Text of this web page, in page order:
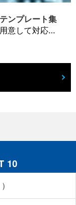
ンプレート集
建設工事に関わる安全書類をどの様に用意して対応するか？関連書式テンプレートから書き方の注意点などの役立つコラムをbizoceanがお届けします。
10